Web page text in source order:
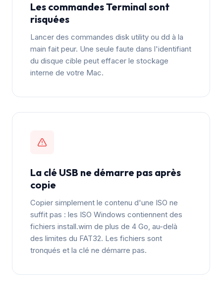
Les commandes Terminal sont
risquées
Lancer des commandes disk utility ou dd à la
main fait peur. Une seule faute dans l'identifiant
du disque cible peut effacer le stockage
interne de votre Mac.
La clé USB ne démarre pas après
copie
Copier simplement le contenu d'une ISO ne
suffit pas : les ISO Windows contiennent des
fichiers install.wim de plus de 4 Go, au-delà
des limites du FAT32. Les fichiers sont
tronqués et la clé ne démarre pas.